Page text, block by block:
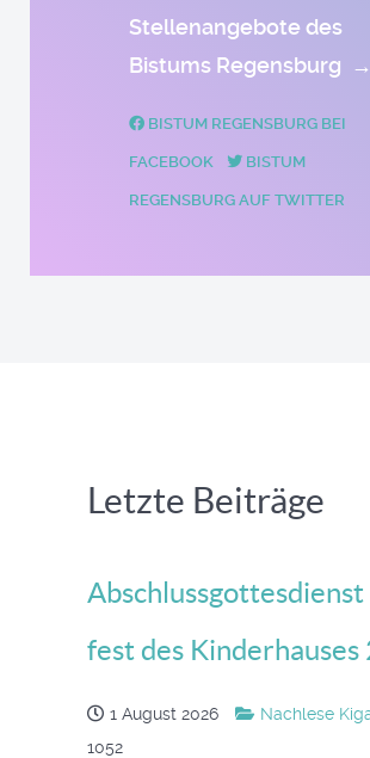
Stellenangebote des
Bistums Regensburg →
BISTUM REGENSBURG BEI
FACEBOOK BISTUM
REGENSBURG AUF TWITTER
Letzte Beiträge
Abschlussgottesdienst
fest des Kinderhauses
1 August 2026
Nachlese
1052